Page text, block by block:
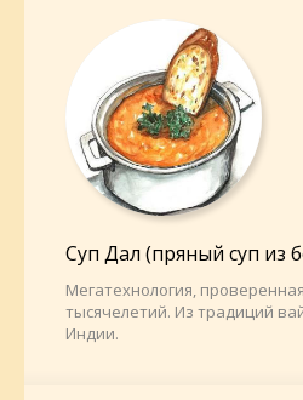
Суп Дал (пряный суп из
Мегатехнология,
тысячелетий. Из традиций
Индии.